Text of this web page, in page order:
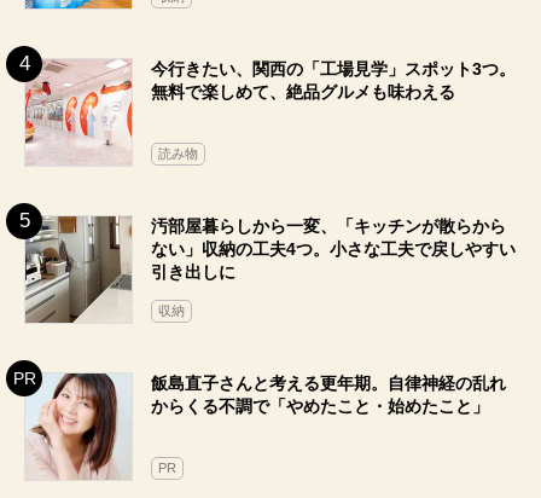
今行きたい、関西の「工場見学」スポット3つ。
無料で楽しめて、絶品グルメも味わえる
読み物
汚部屋暮らしから一変、「キッチンが散らから
ない」収納の工夫4つ。小さな工夫で戻しやすい
引き出しに
収納
飯島直子さんと考える更年期。自律神経の乱れ
からくる不調で「やめたこと・始めたこと」
PR